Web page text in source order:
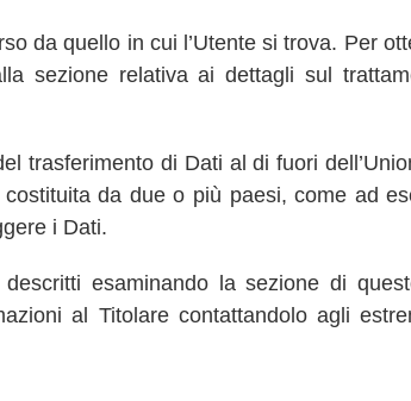
da quello in cui l’Utente si trova. Per
sezione relativa ai dettagli sul
trasferimento di Dati al di fuori
da due o più paesi, come ad
i Dati.
esaminando la sezione di
al Titolare contattandolo agli